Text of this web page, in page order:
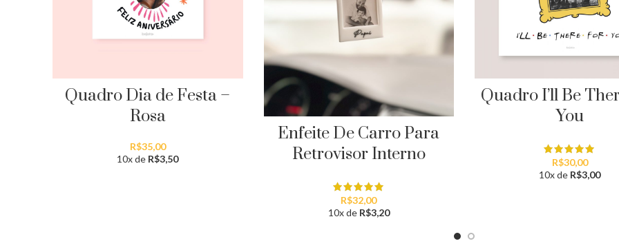
Quadro Dia de Festa –
Rosa
R$35,00
10x de R$3,50
Enfeite De Carro Para
Retrovisor Interno
R$32,00
10x de R$3,20
Quadro I’ll Be
You
R$30,00
10x de R$3,00